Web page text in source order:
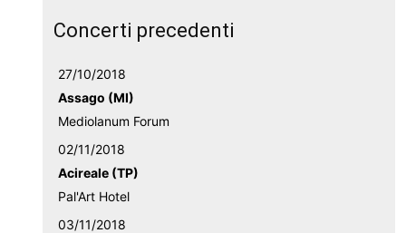
Concerti precedenti
27/10/2018
Assago (MI)
Mediolanum Forum
02/11/2018
Acireale (TP)
Pal'Art Hotel
03/11/2018